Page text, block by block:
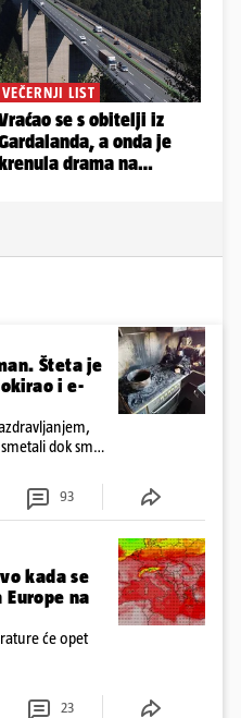
Šteta je
i e-
dok smo
93
kada se
na
će opet
23